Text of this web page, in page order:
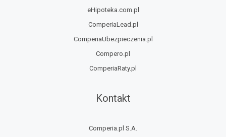
eHipoteka.com.pl
ComperiaLead.pl
ComperiaUbezpieczenia.pl
Compero.pl
ComperiaRaty.pl
Kontakt
Comperia.pl S.A.